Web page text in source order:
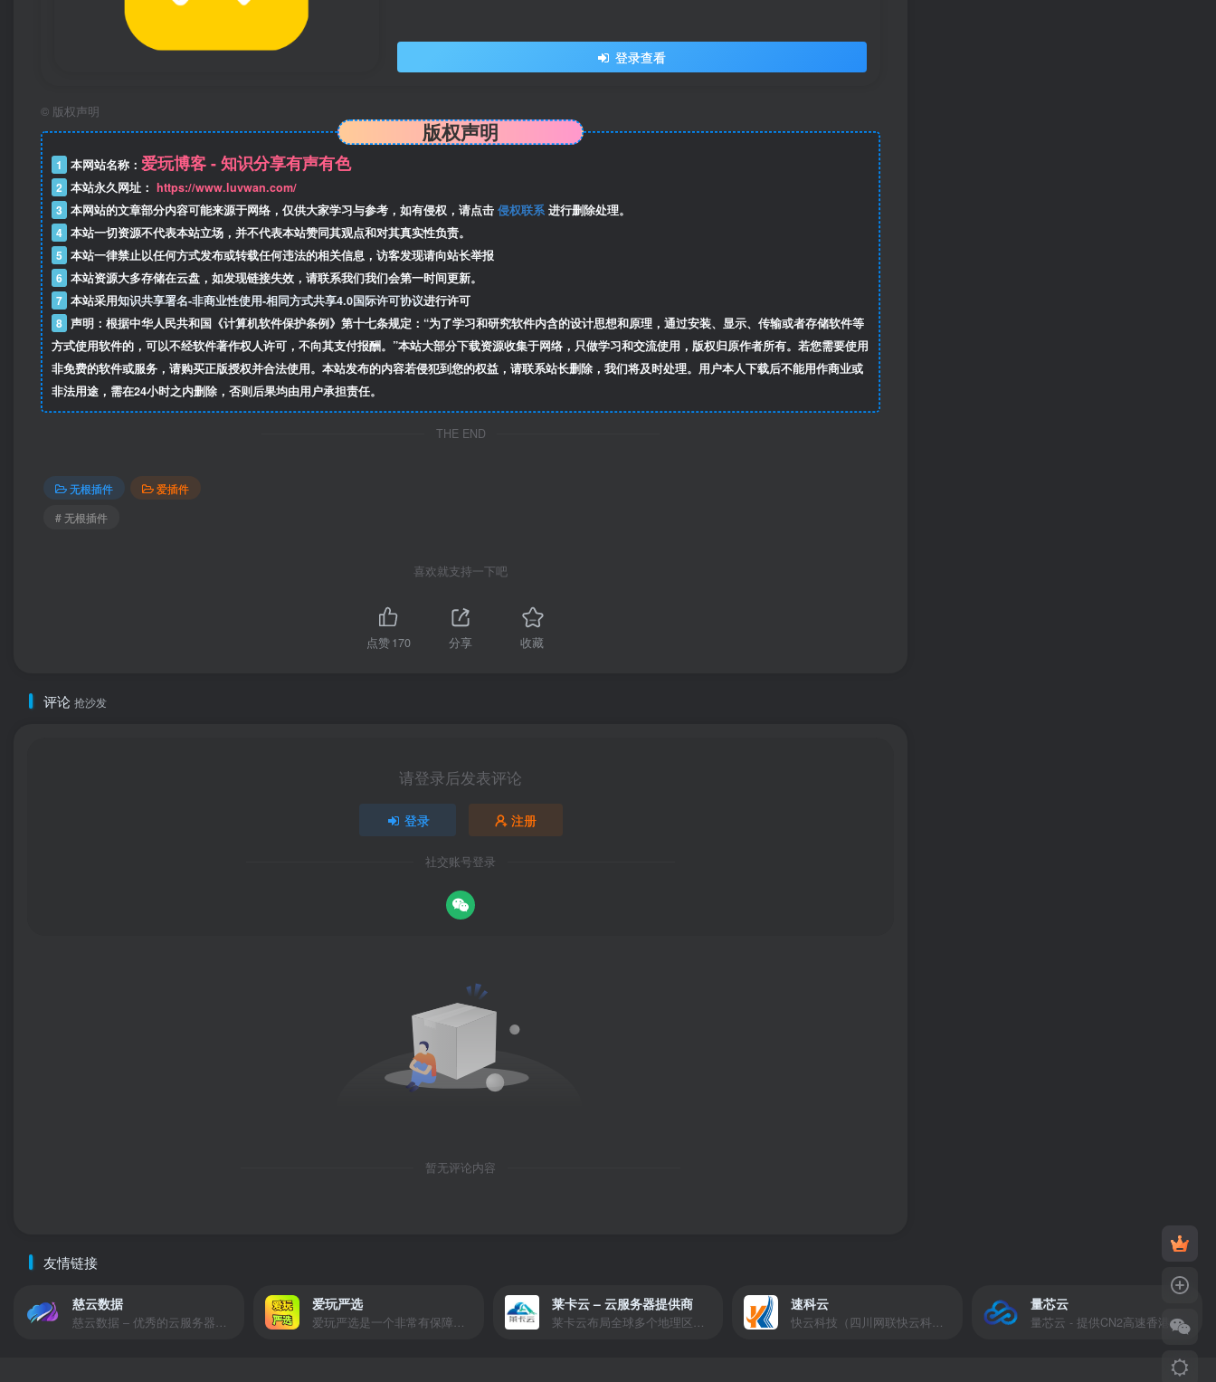
登录查看
© 版权声明
版权声明
1 本网站名称： 爱玩博客 - 知识分享有声有色
2 本站永久网址： https://www.luvwan.com/
3 本网站的文章部分内容可能来源于网络，仅供大家学习与参考，如有侵权，请点击 侵权联系 进行删除处理。
4 本站一切资源不代表本站立场，并不代表本站赞同其观点和对其真实性负责。
5 本站一律禁止以任何方式发布或转载任何违法的相关信息，访客发现请向站长举报
6 本站资源大多存储在云盘，如发现链接失效，请联系我们我们会第一时间更新。
7 本站采用知识共享署名-非商业性使用-相同方式共享4.0国际许可协议进行许可
8 声明：根据中华人民共和国《计算机软件保护条例》第十七条规定：“为了学习和研究软件内含的设计思想和原理，通过安装、显示、传输或者存储软件等
方式使用软件的，可以不经软件著作权人许可，不向其支付报酬。”本站大部分下载资源收集于网络，只做学习和交流使用，版权归原作者所有。若您需要使用
非免费的软件或服务，请购买正版授权并合法使用。本站发布的内容若侵犯到您的权益，请联系站长删除，我们将及时处理。用户本人下载后不能用作商业或
非法用途，需在24小时之内删除，否则后果均由用户承担责任。
THE END
无根插件
爱插件
# 无根插件
喜欢就支持一下吧
点赞170 分享 收藏
评论 抢沙发
请登录后发表评论
登录 注册
社交账号登录
暂无评论内容
友情链接
慈云数据
慈云数据 – 优秀的云服务器服务商，提供最具有性价比的产品。慈云数据是开发者必不可少的良心云
爱玩严选
爱玩严选是一个非常有保障且性价比极高的虚拟商城，包括但不限于苹果证书、技术指导、会员充值等多种虚拟服务！
莱卡云 – 云服务器提供商
莱卡云布局全球多个地理区域。提供服务有：境外云服务器、国内云服务器、独立服务器、服务器托管、CDN、SSL证书、游戏服务器等业务。
速科云
快云科技（四川网联快云科技有限公司）成立于2021年，主营互联网业务平台服务提供商。公司专注为用户提供低价高性能云计算产品，致力于云计算应用的易用性开发，并引导云计算在国内普及
量芯云
量芯云 - 提供CN2高速香港美国云服务器&专业高防服务器租用等云服务器供应商